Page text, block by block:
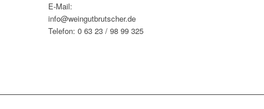
E-Mail:
info@weingutbrutscher.de
Telefon: 0 63 23 / 98 99 325